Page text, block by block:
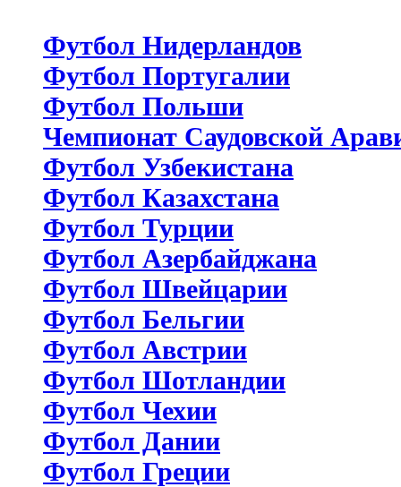
Футбол Нидерландов
Футбол Португалии
Футбол Польши
Чемпионат Саудовской
Футбол Узбекистана
Футбол Казахстана
Футбол Турции
Футбол Азербайджана
Футбол Швейцарии
Футбол Бельгии
Футбол Австрии
Футбол Шотландии
Футбол Чехии
Футбол Дании
Футбол Греции